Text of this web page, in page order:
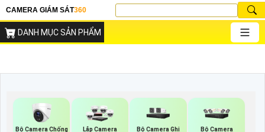
CAMERA GIÁM SÁT360
DANH MỤC SẢN PHẨM
Bộ Camera Chống
Lắp Camera
Bộ Camera Ghi
Bộ Camera